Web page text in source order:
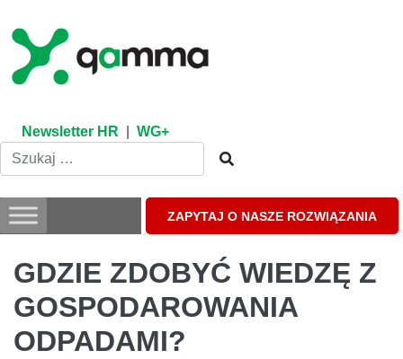
content
Newsletter HR WG+
ZAPYTAJ O NASZE ROZWIĄZANIA
GDZIE ZDOBYĆ WIEDZĘ Z
GOSPODAROWANIA
ODPADAMI?